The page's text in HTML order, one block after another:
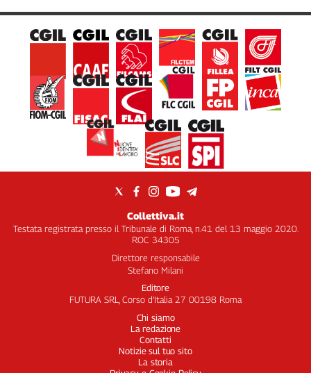
Collettiva.it
Testata registrata presso il Tribunale di Roma, n.41 del 13 maggio 2020.
ROC 34305
Direttore responsabile
Stefano Milani
Editore
FUTURA SRL, Corso d’Italia 27 00198 Roma
Chi siamo
La redazione
Contatti
Notizie sul tuo sito
La storia